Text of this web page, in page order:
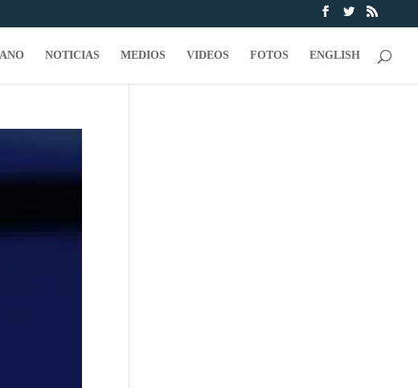
NOTICIAS MEDIOS VIDEOS FOTOS ENGLISH